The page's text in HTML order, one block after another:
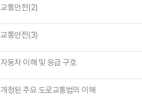
교통안전(2)
교통안전(3)
자동차 이해 및 응급 구호
개정된 주요 도로교통법의 이해